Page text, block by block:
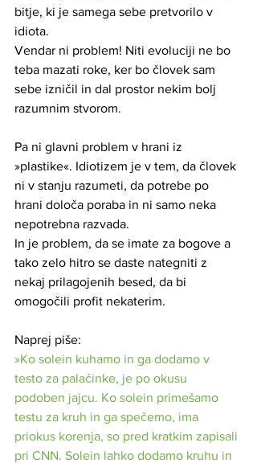
bitje, ki je samega sebe pretvorilo v
idiota.
Vendar ni problem! Niti evoluciji ne bo
teba mazati roke, ker bo človek sam
sebe izničil in dal prostor nekim bolj
razumnim stvorom.
Pa ni glavni problem v hrani iz
»plastike«. Idiotizem je v tem, da človek
ni v stanju razumeti, da potrebe po
hrani določa poraba in ni samo neka
nepotrebna razvada.
In je problem, da se imate za bogove a
tako zelo hitro se daste nategniti z
nekaj prilagojenih besed, da bi
omogočili profit nekaterim.
Naprej piše:
»Ko solein kuhamo in ga dodamo v
testo za palačinke, je po okusu
podoben jajcu. Ko solein primešamo
testu za kruh in ga spečemo, ima
priokus korenja, so pred kratkim zapisali
pri CNN. Solein lahko dodamo kruhu in